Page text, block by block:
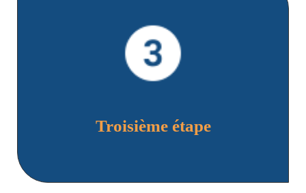
Troisième étape
direction.sinistre@pro-assur.tn